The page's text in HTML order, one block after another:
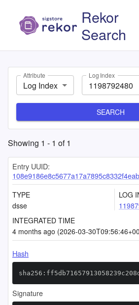
Rekor
Search
Attribute
Log Index
Log Index
SEARCH
Showing 1 - 1 of1
Entry UUID:
TYPE
dsse
LOG
INTEGRATED TIME
4 months ago (2026-03-
Hash
Signature